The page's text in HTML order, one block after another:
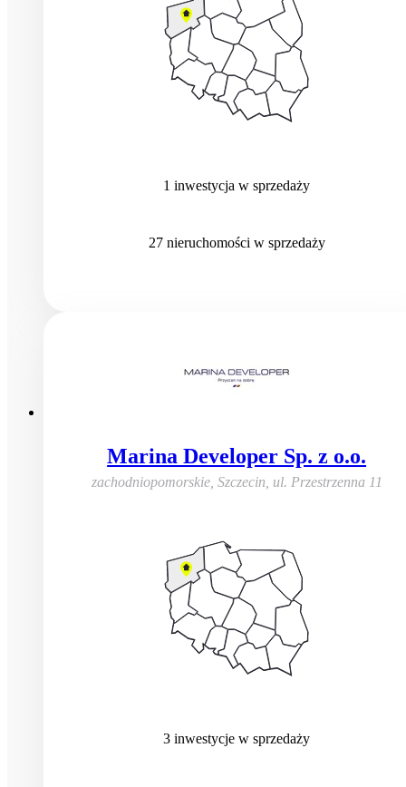
1 inwestycja w sprzedaży
27 nieruchomości w sprzedaży
Marina Developer Sp. z o.o.
zachodniopomorskie, Szczecin ul. Przestrzenna 11
3 inwestycje w sprzedaży